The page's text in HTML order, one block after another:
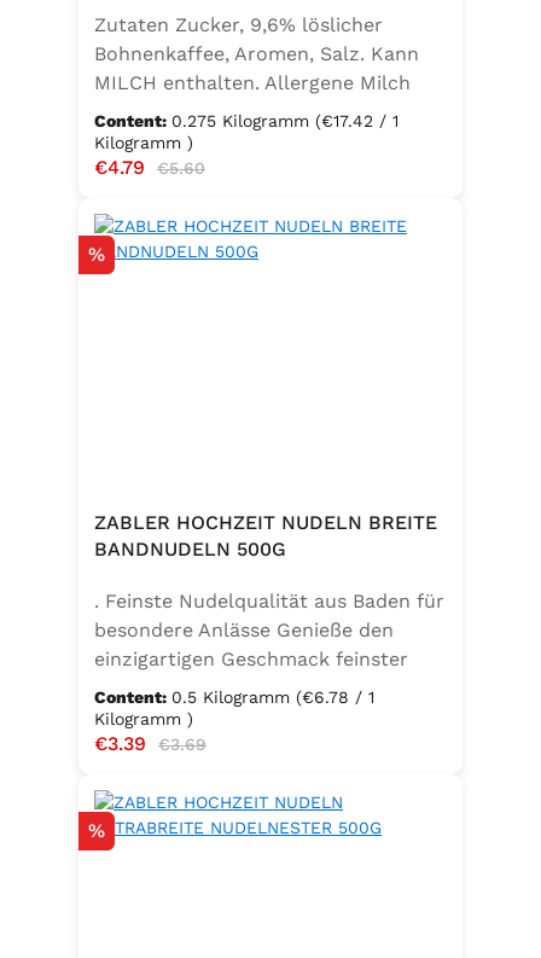
Zutaten Zucker, 9,6% löslicher
Bohnenkaffee, Aromen, Salz. Kann
MILCH enthalten. Allergene Milch
und daraus gewonnene Erzeugnisse
Content: 0.275 Kilogramm (€17.42 / 1
Kilogramm )
Sale price:
€4.79 Regular price:
€5.60
Discount
%
ZABLER HOCHZEIT NUDELN BREITE
BANDNUDELN 500G
. Feinste Nudelqualität aus Baden für
besondere Anlässe Genieße den
einzigartigen Geschmack feinster
Bandnudeln – mit den Zabler
Hochzeit Nudeln holst du dir echte
badische Qualität auf den Teller.
Hartweizengrieß, täglich frisch
aufgeschlagenen Eiern der
Content: 0.5 Kilogramm (€6.78 / 1
Kilogramm )
Sale price:
€3.39 Regular price:
€3.69
Discount
%